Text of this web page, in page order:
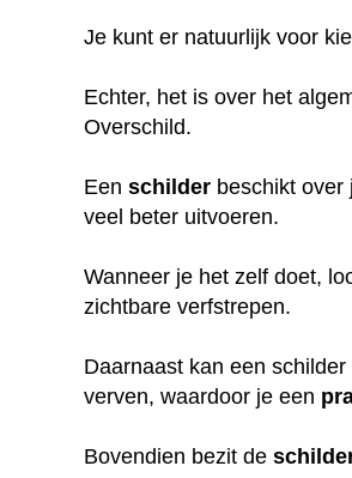
Je kunt er natuurlijk voor
Echter, het is over het
Overschild.
Eenschilder beschikt
veel beter uitvoeren.
Wanneer je het zelf doet,
zichtbare verfstrepen.
Daarnaast kan een
verven, waardoor je een
Bovendien bezit de